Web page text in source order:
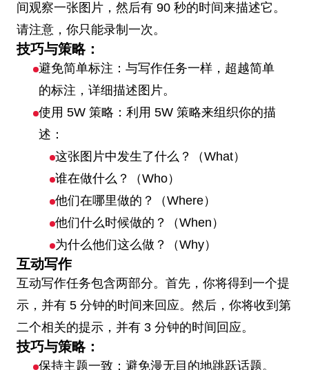
间观察一张图片，然后有 90 秒的时间来描述它。
请注意，你只能录制一次。
技巧与策略：
避免简单标注：与写作任务一样，超越简单
的标注，详细描述图片。
使用 5W 策略：利用 5W 策略来组织你的描
述：
这张图片中发生了什么？（What）
谁在做什么？（Who）
他们在哪里做的？（Where）
他们什么时候做的？（When）
为什么他们这么做？（Why）
互动写作
互动写作任务包含两部分。首先，你将得到一个提
示，并有 5 分钟的时间来回应。然后，你将收到第
二个相关的提示，并有 3 分钟的时间回应。
技巧与策略：
保持主题一致：避免漫无目的地跳跃话题。